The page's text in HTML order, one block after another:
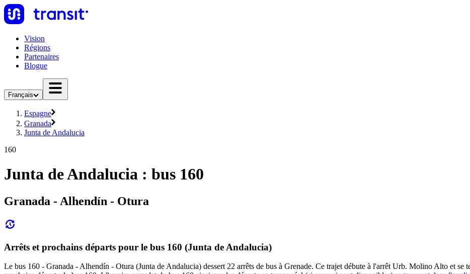
Vision
Régions
Partenaires
Blogue
Français
Espagne
Granada
Junta de Andalucia
160
Junta de Andalucia : bus 160
Granada - Alhendín - Otura
Arrêts et prochains départs pour le bus 160 (Junta de Andalucia)
Le bus 160 - Granada - Alhendín - Otura (Junta de Andalucia) dessert 22 arrêts de bus à Grenade. Ce trajet débute à l'arrêt Urb. Molino Alto et se